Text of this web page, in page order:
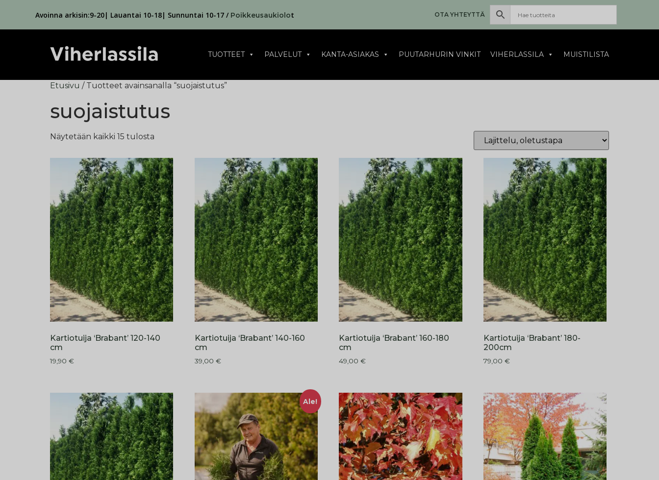
Avoinna arkisin:9-20| Lauantai 10-18| Sunnuntai 10-17 / Poikkeusaukiolot OTA YHTEYTTÄ
TUOTTEET PALVELUT KANTA-ASIAKAS PUUTARHURIN VINKIT VIHERLASSILA MUISTILISTA
Etusivu / Tuotteet avainsanalla “suojaistutus”
suojaistutus
Näytetään kaikki 15 tulosta
Kartiotuija ‘Brabant’ 120-140
cm
19,90 €
Kartiotuija ‘Brabant’ 140-160
cm
39,00 €
Kartiotuija ‘Brabant’ 160-180
cm
49,00€
Kartiotuija ‘Brabant’ 180-
200cm
79,00€
Ale!